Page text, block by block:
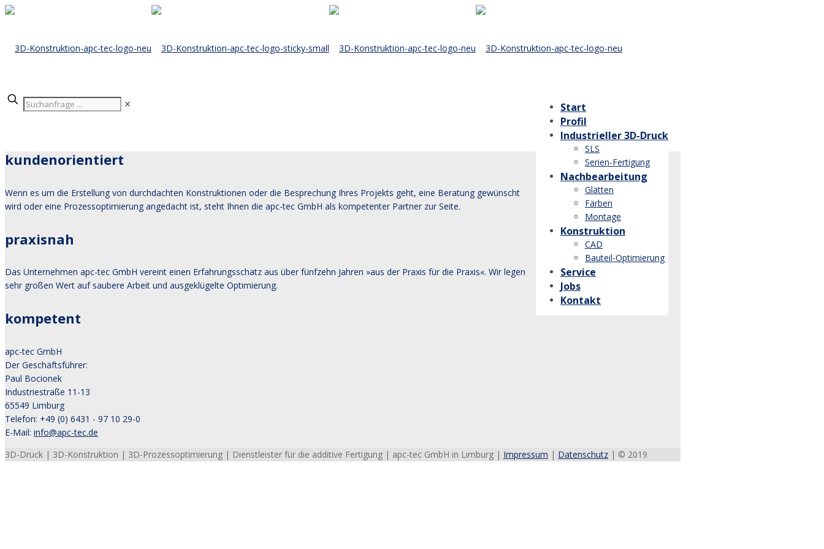
Start
Profil
Industrieller 3D-Druck
SLS
Serien-Fertigung
Nachbearbeitung
Glätten
Färben
Montage
Konstruktion
CAD
Bauteil-Optimierung
Service
Jobs
Kontakt
✕
kundenorientiert
Wenn es um die Erstellung von durchdachten Konstruktionen oder die Besprechung Ihres Projekts geht, eine Beratung gewünscht
wird oder eine Prozessoptimierung angedacht ist, steht Ihnen die apc-tec GmbH als kompetenter Partner zur Seite.
praxisnah
Das Unternehmen apc-tec GmbH vereint einen Erfahrungsschatz aus über fünfzehn Jahren »aus der Praxis für die Praxis«. Wir legen
sehr großen Wert auf saubere Arbeit und ausgeklügelte Optimierung.
kompetent
apc-tec GmbH
Der Geschäftsführer:
Paul Bocionek
Industriestraße 11-13
65549 Limburg
Telefon: +49 (0) 6431 - 97 10 29-0
E-Mail: info@apc-tec.de
3D-Druck | 3D-Konstruktion | 3D-Prozessoptimierung | Dienstleister für die additive Fertigung | apc-tec GmbH in Limburg | Impressum | Datenschutz | © 2019